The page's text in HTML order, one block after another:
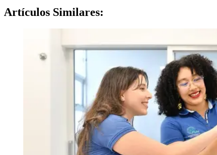
Artículos Similares: